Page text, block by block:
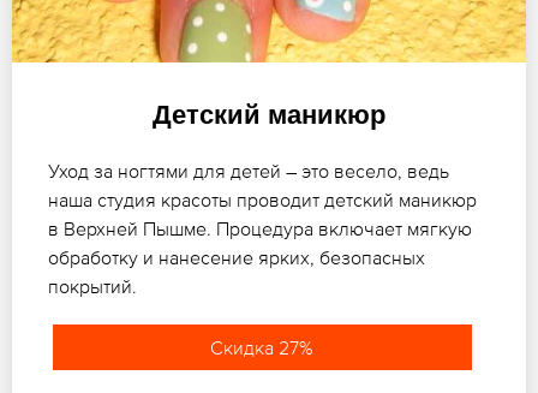
Детский маникюр
Уход за ногтями для детей – это весело, ведь
наша студия красоты проводит детский маникюр
в Верхней Пышме. Процедура включает мягкую
обработку и нанесение ярких, безопасных
покрытий.
Скидка 27%